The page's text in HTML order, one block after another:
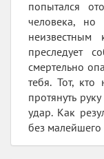
попытался
человека,
неизвестным
преследует
смертельно
тебя. Тот,
протянуть
удар. Как
без